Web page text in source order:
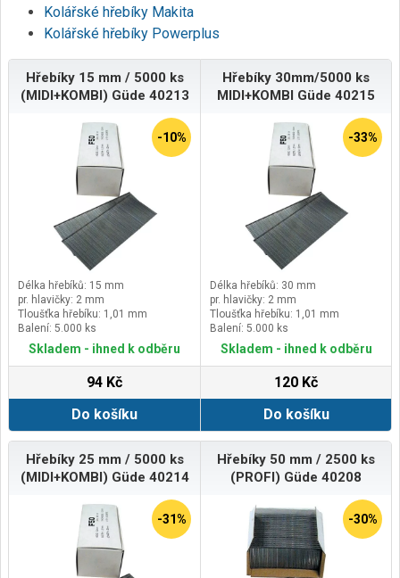
Kolářské hřebíky Makita
Kolářské hřebíky Powerplus
Hřebíky 15 mm / 5000 ks
(MIDI+KOMBI) Güde 40213
-10%
Délka hřebíků: 15 mm
pr. hlavičky: 2 mm
Tloušťka hřebíku: 1,01 mm
Balení: 5.000 ks
Skladem - ihned k odběru
94 Kč
Do košíku
Hřebíky 30mm/5000 ks
MIDI+KOMBI Güde 40215
-33%
Délka hřebíků: 30 mm
pr. hlavičky: 2 mm
Tloušťka hřebíku: 1,01 mm
Balení: 5.000 ks
Skladem - ihned k odběru
120 Kč
Do košíku
Hřebíky 25 mm / 5000 ks
(MIDI+KOMBI) Güde 40214
-31%
Hřebíky 50 mm / 2500 ks
(PROFI) Güde 40208
-30%